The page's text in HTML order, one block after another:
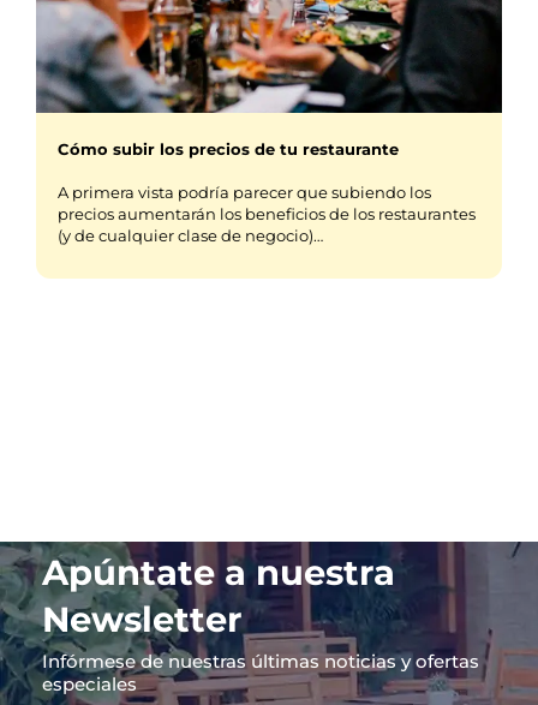
Cómo subir los precios de tu restaurante
A primera vista podría parecer que subiendo los
precios aumentarán los beneficios de los restaurantes
(y de cualquier clase de negocio)…
Apúntate a nuestra
Newsletter
Infórmese de nuestras últimas noticias y ofertas
especiales